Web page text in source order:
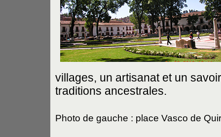
villages, un artisanat et un
traditions ancestrales.
Photo de gauche : place Vasco de